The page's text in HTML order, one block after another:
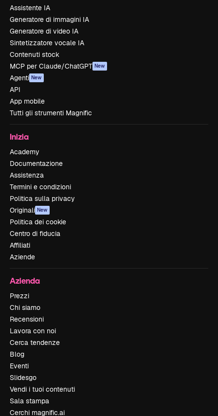
Assistente IA
Generatore di immagini IA
Generatore di video IA
Sintetizzatore vocale IA
Contenuti stock
MCP per Claude/ChatGPT New
Agenti New
API
App mobile
Tutti gli strumenti Magnific
Inizia
Academy
Documentazione
Assistenza
Termini e condizioni
Politica sulla privacy
Originali New
Politica dei cookie
Centro di fiducia
Affiliati
Aziende
Azienda
Prezzi
Chi siamo
Recensioni
Lavora con noi
Cerca tendenze
Blog
Eventi
Slidesgo
Vendi i tuoi contenuti
Sala stampa
Cerchi magnific.ai